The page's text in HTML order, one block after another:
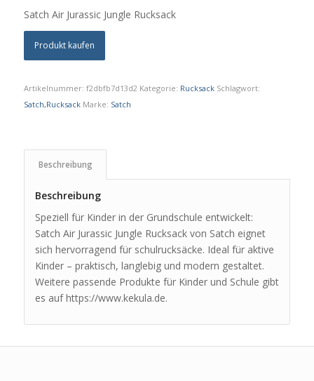
Satch Air Jurassic Jungle Rucksack
Produkt kaufen
Artikelnummer: f2dbfb7d13d2 Kategorie: Rucksack Schlagwort:
Satch,Rucksack Marke: Satch
Beschreibung
Beschreibung
Speziell für Kinder in der Grundschule entwickelt:
Satch Air Jurassic Jungle Rucksack von Satch eignet
sich hervorragend für schulrucksäcke. Ideal für aktive
Kinder – praktisch, langlebig und modern gestaltet.
Weitere passende Produkte für Kinder und Schule gibt
es auf https://www.kekula.de.